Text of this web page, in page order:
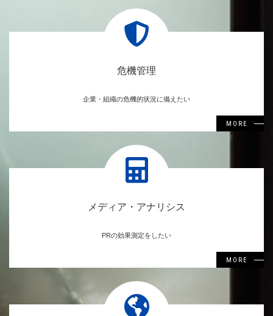
危機管理
企業・組織の危機的状況に備えたい
MORE
メディア・アナリシス
PRの効果測定をしたい
MORE